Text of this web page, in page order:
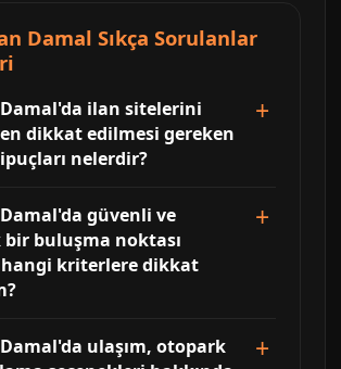
Damal Sıkça Sorulanlar
ilan sitelerini
dikkat edilmesi gereken
nelerdir?
güvenli ve
bir buluşma noktası
hangi kriterlere dikkat
ulaşım, otopark